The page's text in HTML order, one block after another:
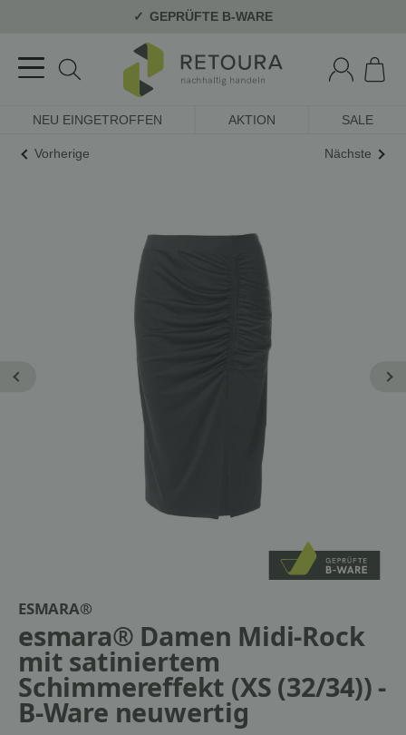
GEPRÜFTE B-WARE
NEU EINGETROFFEN AKTION SALE
Vorherige Nächste
ESMARA®
esmara® Damen Midi-Rock
mit satiniertem
Schimmereffekt (XS (32/34)) -
B-Ware neuwertig